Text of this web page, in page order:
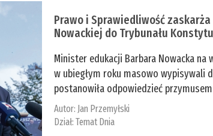
Prawo i Sprawiedliwość
Nowackiej do Trybunału
Minister edukacji Barbara Nowacka
w ubiegłym roku masowo wypisywali
postanowiła odpowiedzieć
Autor: Jan Przemyłski
Dział:Temat Dnia